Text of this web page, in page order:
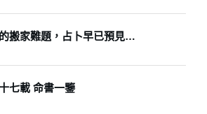
搬家難題，占卜早已預見…
七載 命書一鑒